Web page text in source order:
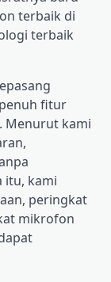
terbaik di
terbaik
fitur
Menurut kami
itu, kami
peringkat
mikrofon